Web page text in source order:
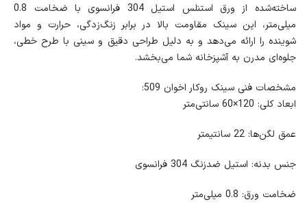
ساخته‌شده از ورق استنلس استیل 304 فرانسوی با ضخامت 0.8
میلی‌متر، این سینک مقاومت بالا در برابر زنگ‌زدگی، حرارت و مواد
شوینده را ارائه می‌دهد و به دلیل طراحی دقیق و سینی با طرح خطی،
جلوه‌ای مدرن به آشپزخانه شما می‌بخشد.
مشخصات فنی سینک روکار اخوان 509:
ابعاد کلی: 120×60 سانتی‌متر
عمق لگن‌ها: 22 سانتیمتر
جنس بدنه: استیل ضدزنگ 304 فرانسوی
ضخامت ورق: 0.8 میلی‌متر